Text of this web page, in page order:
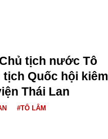
tịch nước Tô
tịch Quốc hội kiêm
Thái Lan
#TÔ LÂM